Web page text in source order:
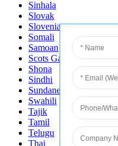
Sinhala
Slovak
Slovenian
Somali
Samoan
Scots Gaelic
Shona
Sindhi
Sundanese
Swahili
Tajik
Tamil
Telugu
Thai